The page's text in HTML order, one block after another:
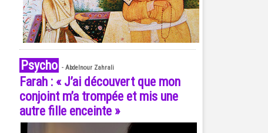
Psycho - Abdelnour Zahrali
Farah : « J’ai découvert que mon
conjoint m’a trompée et mis une
autre fille enceinte »